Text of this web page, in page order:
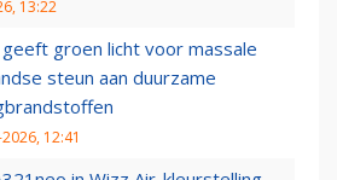
13:22
groen licht voor massale
steun aan duurzame
12:41